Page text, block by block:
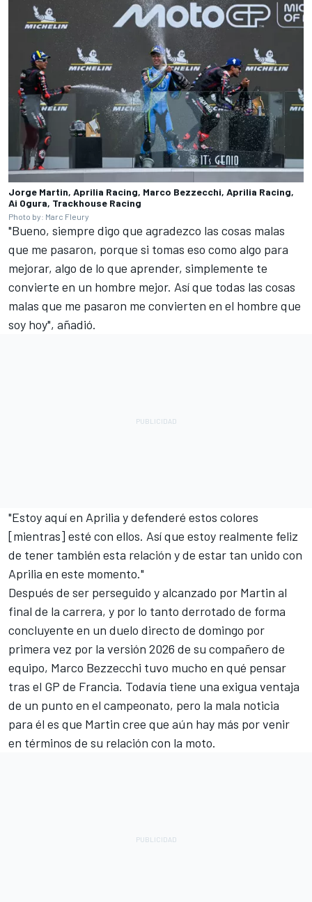
Jorge Martin, Aprilia Racing, Marco Bezzecchi, Aprilia Racing,
Ai Ogura, Trackhouse Racing
Photo by: Marc Fleury
"Bueno, siempre digo que agradezco las cosas malas
que me pasaron, porque si tomas eso como algo para
mejorar, algo de lo que aprender, simplemente te
convierte en un hombre mejor. Así que todas las cosas
malas que me pasaron me convierten en el hombre que
soy hoy", añadió.
"Estoy aquí en Aprilia y defenderé estos colores
[mientras] esté con ellos. Así que estoy realmente feliz
de tener también esta relación y de estar tan unido con
Aprilia en este momento."
Después de ser perseguido y alcanzado por Martin al
final de la carrera, y por lo tanto derrotado de forma
concluyente en un duelo directo de domingo por
primera vez por la versión 2026 de su compañero de
equipo, Marco Bezzecchi tuvo mucho en qué pensar
tras el GP de Francia. Todavía tiene una exigua ventaja
de un punto en el campeonato, pero la mala noticia
para él es que Martin cree que aún hay más por venir
en términos de su relación con la moto.